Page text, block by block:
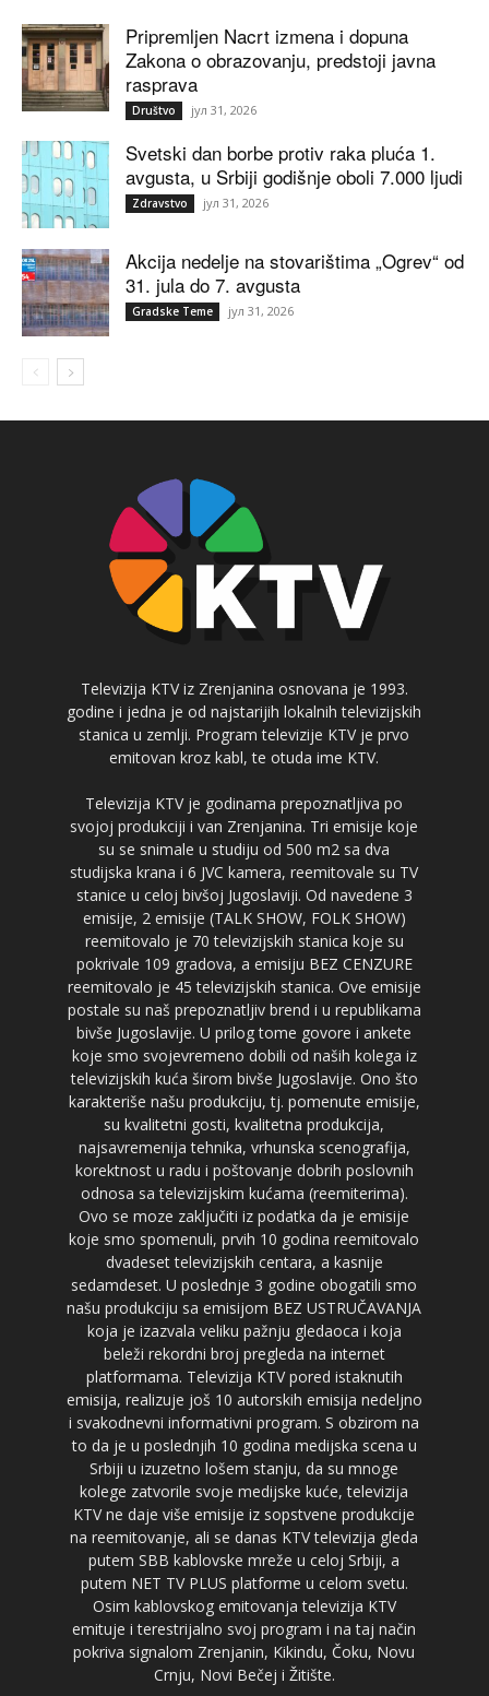
Pripremljen Nacrt izmena i dopuna
Zakona o obrazovanju, predstoji javna
rasprava
Društvo јул 31, 2026
Svetski dan borbe protiv raka pluća 1.
avgusta, u Srbiji godišnje oboli 7.000 ljudi
Zdravstvo јул 31, 2026
Akcija nedelje na stovarištima „Ogrev“ od
31. jula do 7. avgusta
Gradske Teme јул 31, 2026
Televizija KTV iz Zrenjanina osnovana je 1993.
godine i jedna je od najstarijih lokalnih televizijskih
stanica u zemlji. Program televizije KTV je prvo
emitovan kroz kabl, te otuda ime KTV.
Televizija KTV je godinama prepoznatljiva po
svojoj produkciji i van Zrenjanina. Tri emisije koje
su se snimale u studiju od 500 m2 sa dva
studijska krana i 6 JVC kamera, reemitovale su TV
stanice u celoj bivšoj Jugoslaviji. Od navedene 3
emisije, 2 emisije (TALK SHOW, FOLK SHOW)
reemitovalo je 70 televizijskih stanica koje su
pokrivale 109 gradova, a emisiju BEZ CENZURE
reemitovalo je 45 televizijskih stanica. Ove emisije
postale su naš prepoznatljiv brend i u republikama
bivše Jugoslavije. U prilog tome govore i ankete
koje smo svojevremeno dobili od naših kolega iz
televizijskih kuća širom bivše Jugoslavije. Ono što
karakteriše našu produkciju, tj. pomenute emisije,
su kvalitetni gosti, kvalitetna produkcija,
najsavremenija tehnika, vrhunska scenografija,
korektnost u radu i poštovanje dobrih poslovnih
odnosa sa televizijskim kućama (reemiterima).
Ovo se moze zaključiti iz podatka da je emisije
koje smo spomenuli, prvih 10 godina reemitovalo
dvadeset televizijskih centara, a kasnije
sedamdeset. U poslednje 3 godine obogatili smo
našu produkciju sa emisijom BEZ USTRUČAVANJA
koja je izazvala veliku pažnju gledaoca i koja
beleži rekordni broj pregleda na internet
platformama. Televizija KTV pored istaknutih
emisija, realizuje još 10 autorskih emisija nedeljno
i svakodnevni informativni program. S obzirom na
to da je u poslednjih 10 godina medijska scena u
Srbiji u izuzetno lošem stanju, da su mnoge
kolege zatvorile svoje medijske kuće, televizija
KTV ne daje više emisije iz sopstvene produkcije
na reemitovanje, ali se danas KTV televizija gleda
putem SBB kablovske mreže u celoj Srbiji, a
putem NET TV PLUS platforme u celom svetu.
Osim kablovskog emitovanja televizija KTV
emituje i terestrijalno svoj program i na taj način
pokriva signalom Zrenjanin, Kikindu, Čoku, Novu
Crnju, Novi Bečej i Žitište.